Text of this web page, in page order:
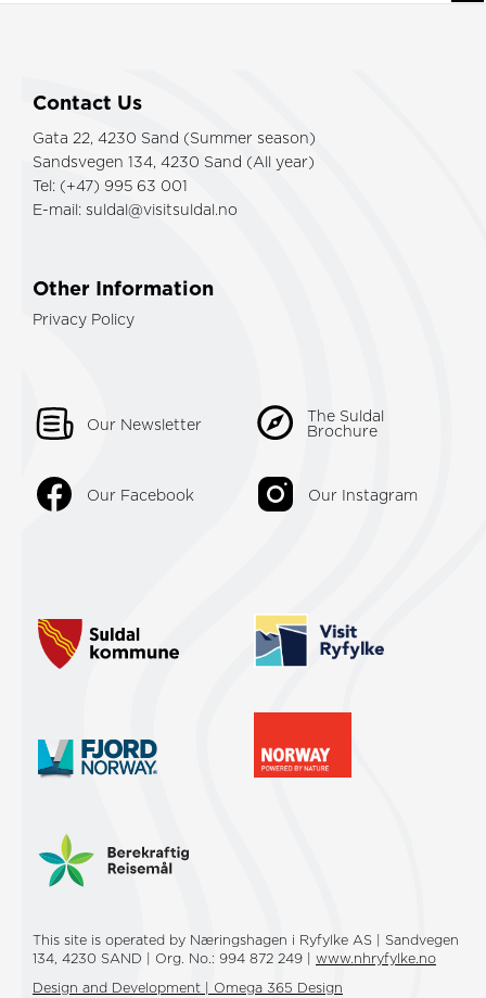
Contact Us
Gata 22, 4230 Sand (Summer season)
Sandsvegen 134, 4230 Sand (All year)
Tel: (+47) 995 63 001
E-mail: suldal@visitsuldal.no
Other Information
Privacy Policy
Our Newsletter
The Suldal
Brochure
Our Facebook Our Instagram
This site is operated by Næringshagen i Ryfylke AS | Sandvegen
134, 4230 SAND | Org. No.: 994 872 249 | www.nhryfylke.no
Design and Development | Omega 365 Design